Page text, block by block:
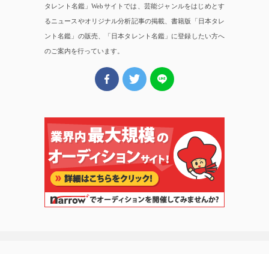
タレント名鑑」Webサイトでは、芸能ジャンルをはじめとす
るニュースやオリジナル分析記事の掲載、書籍版「日本タレ
ント名鑑」の販売、「日本タレント名鑑」に登録したい方へ
のご案内を行っています。